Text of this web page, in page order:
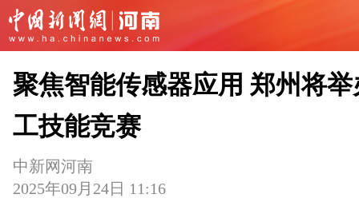
聚焦智能传感器应用 郑州将举
工技能竞赛
中新网河南
2025年09月24日 11:16